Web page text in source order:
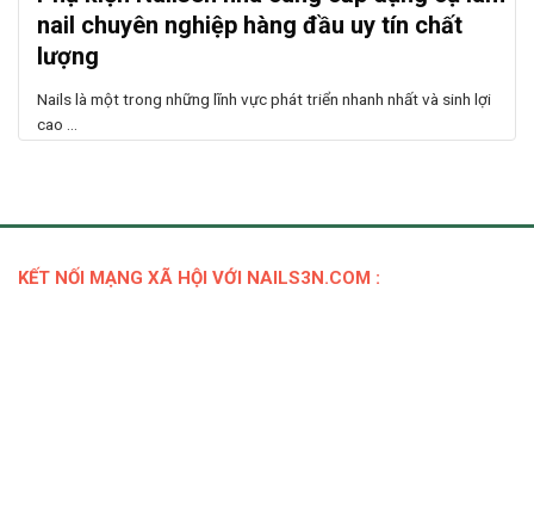
nail chuyên nghiệp hàng đầu uy tín chất
lượng
Nails là một trong những lĩnh vực phát triển nhanh nhất và sinh lợi
cao ...
KẾT NỐI MẠNG XÃ HỘI VỚI NAILS3N.COM :